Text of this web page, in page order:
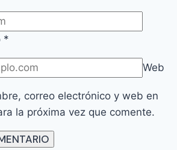
*
Web
correo electrónico y web en
la próxima vez que comente.